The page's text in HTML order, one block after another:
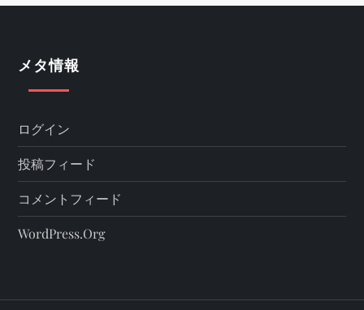
メタ情報
ログイン
投稿フィード
コメントフィード
WordPress.org